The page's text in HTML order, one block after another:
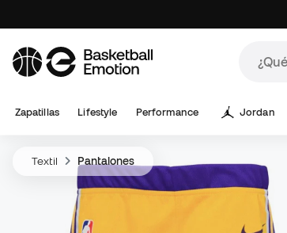
Zapatillas Lifestyle Performance Jordan
Textil Pantalones